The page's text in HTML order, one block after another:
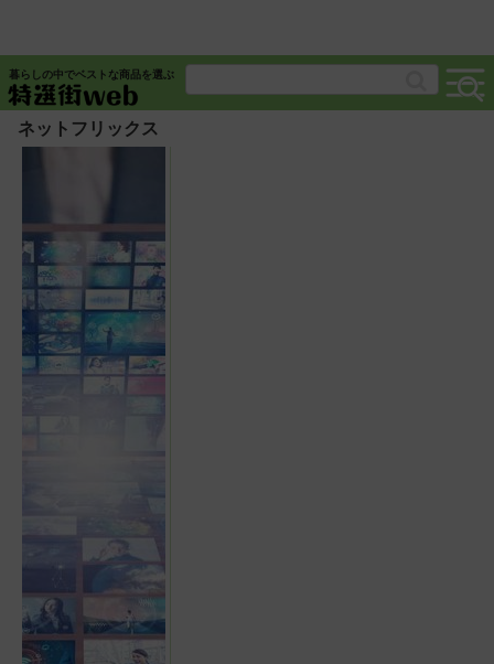
暮らしの中でベストな商品を選ぶ
ネットフリックス